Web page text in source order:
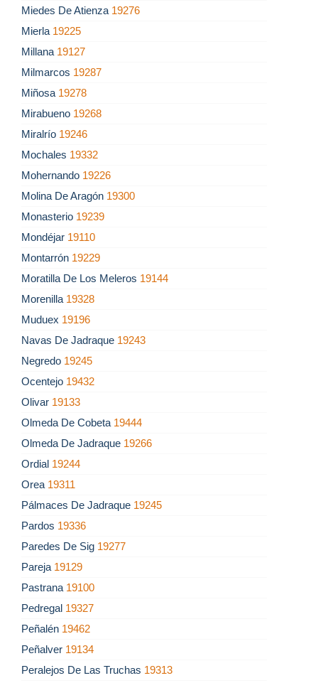
Miedes De Atienza 19276
Mierla 19225
Millana 19127
Milmarcos 19287
Miñosa 19278
Mirabueno 19268
Miralrío 19246
Mochales 19332
Mohernando 19226
Molina De Aragón 19300
Monasterio 19239
Mondéjar 19110
Montarrón 19229
Moratilla De Los Meleros 19144
Morenilla 19328
Muduex 19196
Navas De Jadraque 19243
Negredo 19245
Ocentejo 19432
Olivar 19133
Olmeda De Cobeta 19444
Olmeda De Jadraque 19266
Ordial 19244
Orea 19311
Pálmaces De Jadraque 19245
Pardos 19336
Paredes De Sig 19277
Pareja 19129
Pastrana 19100
Pedregal 19327
Peñalén 19462
Peñalver 19134
Peralejos De Las Truchas 19313